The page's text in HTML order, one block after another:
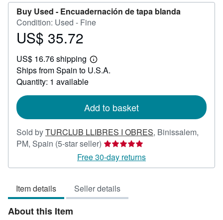
Buy Used - Encuadernación de tapa blanda
Condition: Used - Fine
Price
35.72
US$ 35.72
US$ 16.76 shipping
Learn
more
Ships from Spain to U.S.A.
Quantity: 1 available
Add to basket
Sold byTURCLUB LLIBRES I OBRES, Binissalem,
PM, Spain (5-star seller) Seller
rating
5
of
5
Free 30-day returns
Item details Seller details
About this Item